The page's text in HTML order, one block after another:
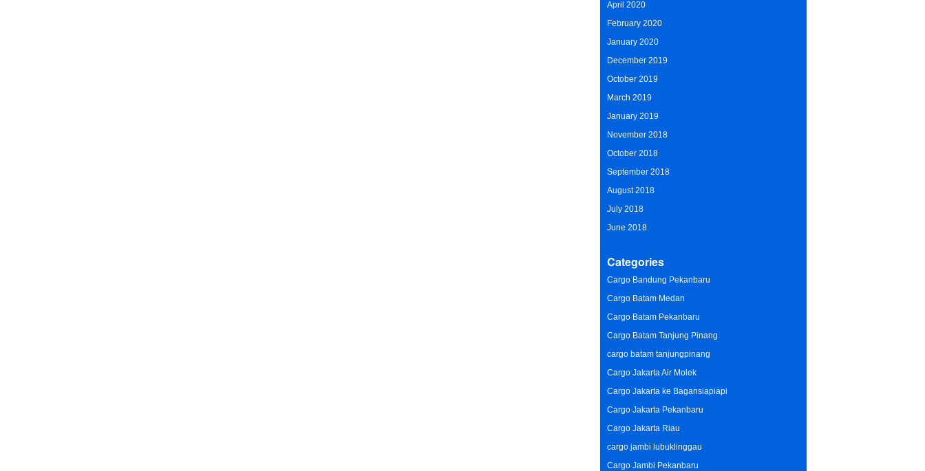
April 2020
February 2020
January 2020
December 2019
October 2019
March 2019
January 2019
November 2018
October 2018
September 2018
August 2018
July 2018
June 2018
Categories
Cargo Bandung Pekanbaru
Cargo Batam Medan
Cargo Batam Pekanbaru
Cargo Batam Tanjung Pinang
cargo batam tanjungpinang
Cargo Jakarta Air Molek
Cargo Jakarta ke Bagansiapiapi
Cargo Jakarta Pekanbaru
Cargo Jakarta Riau
cargo jambi lubuklinggau
Cargo Jambi Pekanbaru